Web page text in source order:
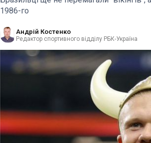
1986-го
Андрій Костенко
Редактор спортивного відділу РБК-Україна